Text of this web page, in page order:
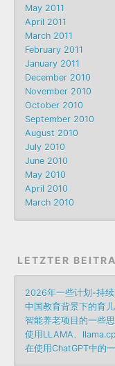
May 2011
April 2011
March 2011
February 2011
January 2011
December 2010
November 2010
October 2010
September 2010
August 2010
July 2010
June 2010
May 2010
April 2010
March 2010
LETZTER
2026年一些计划-持
中国教育背景下的育
智能养老项目的一些
使用LLAMA、
在使用ChatGPT中的